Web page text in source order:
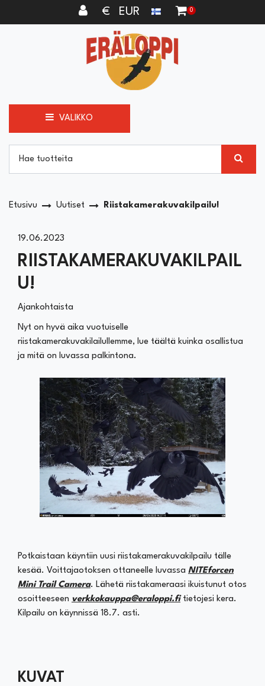
€ EUR 0
VALIKKO
Etusivu Uutiset Riistakamerakuvakilpailu!
19.06.2023
RIISTAKAMERAKUVAKILPAIL
U!
Ajankohtaista
Nyt on hyvä aika vuotuiselle
riistakamerakuvakilailullemme, lue täältä kuinka osallistua
ja mitä on luvassa palkintona.
Potkaistaan käyntiin uusi riistakamerakuvakilpailu tälle
kesää. Voittajaotoksen ottaneelle luvassa NITEforcen
Mini Trail Camera. Lähetä riistakameraasi ikuistunut otos
osoitteeseen verkkokauppa@eraloppi.fi tietojesi kera.
Kilpailu on käynnissä 18.7. asti.
KUVAT